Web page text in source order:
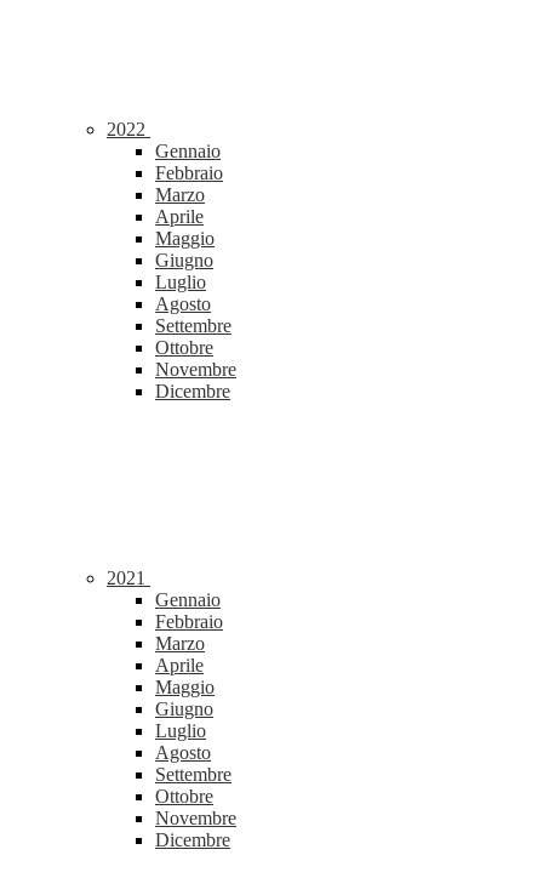
2022
Gennaio
Febbraio
Marzo
Aprile
Maggio
Giugno
Luglio
Agosto
Settembre
Ottobre
Novembre
Dicembre
2021
Gennaio
Febbraio
Marzo
Aprile
Maggio
Giugno
Luglio
Agosto
Settembre
Ottobre
Novembre
Dicembre